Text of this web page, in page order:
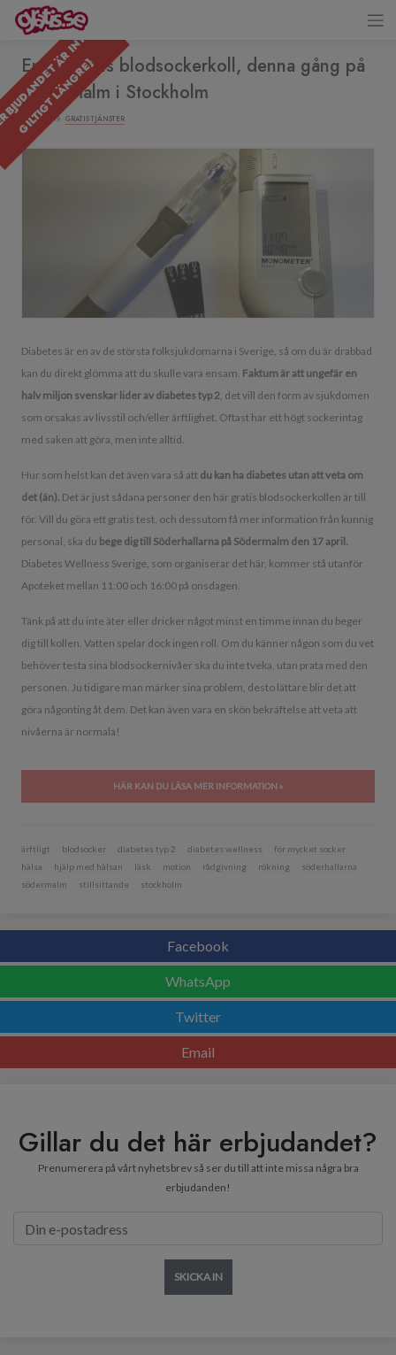
Ä
}
En till gratis blodsockerkoll, denna gång på
Södermalm i Stockholm
13/04/2019 · GRATIS TJÄNSTER
Diabetes är en av de största folksjukdomarna i Sverige, så om du är drabbad
kan du direkt glömma att du skulle vara ensam. Faktum är att ungefär en
halv miljon svenskar lider av diabetes typ 2, det vill den form av sjukdomen
som orsakas av livsstil och/eller ärftlighet. Oftast har ett högt sockerintag
med saken att göra, men inte alltid.
Hur som helst kan det även vara så att du kan ha diabetes utan att veta om
det (än). Det är just sådana personer den här gratis blodsockerkollen är till
för. Vill du göra ett gratis test, och dessutom få mer information från kunnig
personal, ska du bege dig till Söderhallarna på Södermalm den 17 april.
Diabetes Wellness Sverige, som organiserar det här, kommer stå utanför
Apoteket mellan 11:00 och 16:00 på onsdagen.
Tänk på att du inte äter eller dricker något minst en timme innan du beger
dig till kollen. Vatten spelar dock ingen roll. Om du känner någon som du vet
behöver testa sina blodsockernivåer ska du inte tveka, utan prata med den
personen. Ju tidigare man märker sina problem, desto lättare blir det att
göra någonting åt dem. Det kan även vara en skön bekräftelse att veta att
nivåerna är normala!
HÄR KAN DU LÄSA MER INFORMATION »
ärftligt blodsocker diabetes typ 2 diabetes wellness
för mycket socker
hälsa
hjälp med hälsan läsk motion rådgivning rökning
söderhallarna
södermalm
stillsittande stockholm
Facebook
WhatsApp
Twitter
Email
Gillar du det här erbjudandet?
Prenumerera på vårt nyhetsbrev så ser du till att inte missa några bra
erbjudanden!
SKICKA IN